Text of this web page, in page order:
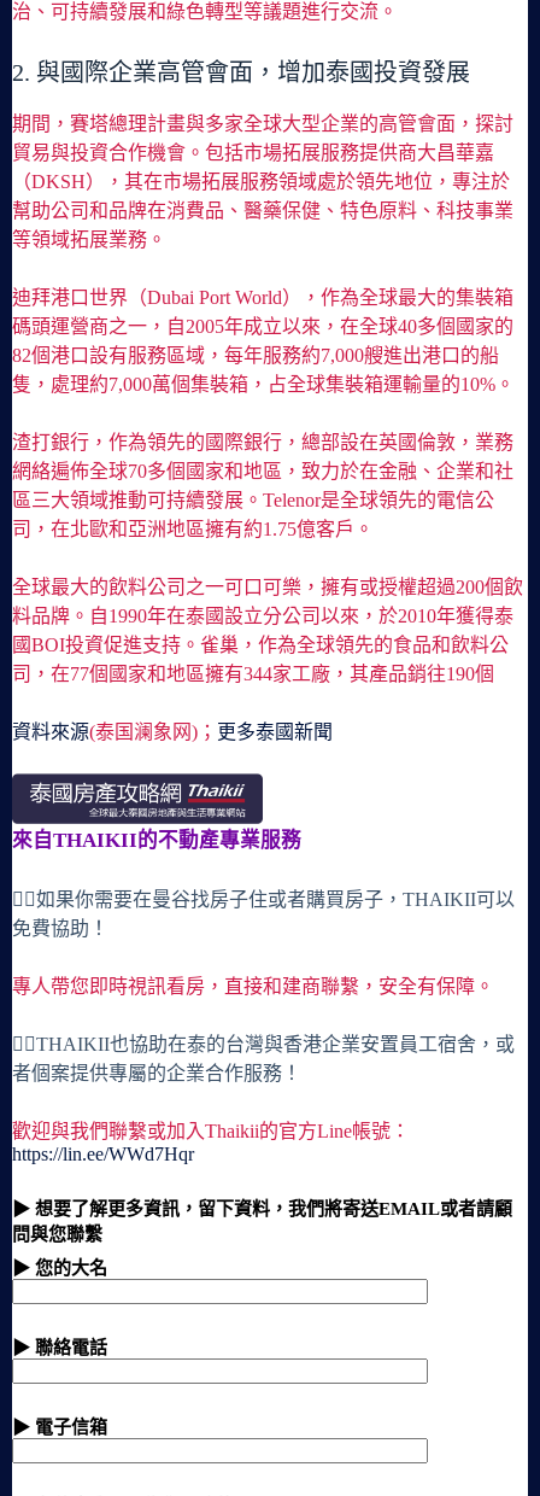
治、可持續發展和綠色轉型等議題進行交流。
2. 與國際企業高管會面，增加泰國投資發展
期間，賽塔總理計畫與多家全球大型企業的高管會面，探討
貿易與投資合作機會。包括市場拓展服務提供商大昌華嘉
（DKSH），其在市場拓展服務領域處於領先地位，專注於
幫助公司和品牌在消費品、醫藥保健、特色原料、科技事業
等領域拓展業務。
迪拜港口世界（Dubai Port World），作為全球最大的集裝箱
碼頭運營商之一，自2005年成立以來，在全球40多個國家的
82個港口設有服務區域，每年服務約7,000艘進出港口的船
隻，處理約7,000萬個集裝箱，占全球集裝箱運輸量的10%。
渣打銀行，作為領先的國際銀行，總部設在英國倫敦，業務
網絡遍佈全球70多個國家和地區，致力於在金融、企業和社
區三大領域推動可持續發展。Telenor是全球領先的電信公
司，在北歐和亞洲地區擁有約1.75億客戶。
全球最大的飲料公司之一可口可樂，擁有或授權超過200個飲
料品牌。自1990年在泰國設立分公司以來，於2010年獲得泰
國BOI投資促進支持。雀巢，作為全球領先的食品和飲料公
司，在77個國家和地區擁有344家工廠，其產品銷往190個
資料來源(泰国澜象网)； 更多泰國新聞
來自THAIKII的不動產專業服務
🙋‍♀️如果你需要在曼谷找房子住或者購買房子，THAIKII可以
免費協助！
專人帶您即時視訊看房，直接和建商聯繫，安全有保障。
🙋‍♀️THAIKII也協助在泰的台灣與香港企業安置員工宿舍，或
者個案提供專屬的企業合作服務！
歡迎與我們聯繫或加入Thaikii的官方Line帳號：
https://lin.ee/WWd7Hqr
▶ 想要了解更多資訊，留下資料，我們將寄送EMAIL或者請顧
問與您聯繫
▶ 您的大名
▶ 聯絡電話
▶ 電子信箱